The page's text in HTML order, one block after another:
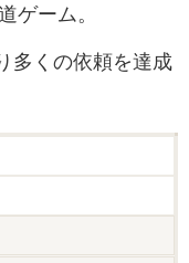
ゲーム。
多くの依頼を達成